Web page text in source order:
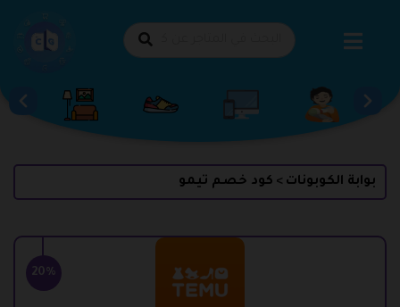
بوابة الكوبونات > كود خصم تيمو
20%